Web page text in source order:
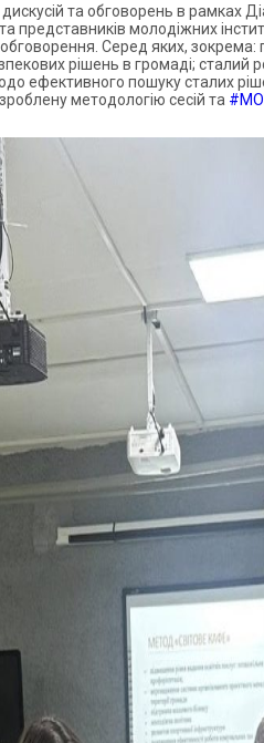
та обговорень в рамках
представників молодіжних
Серед яких,
рішень в громаді;
ефективного пошуку сталих
методологію сесій та